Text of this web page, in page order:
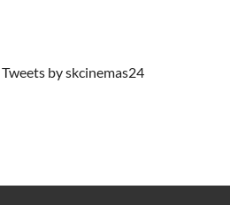
Tweets by skcinemas24